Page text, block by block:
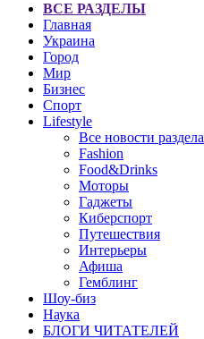
ВСЕ РАЗДЕЛЫ
Главная
Украина
Город
Мир
Бизнес
Спорт
Lifestyle
Все новости раздела
Fashion
Food&Drinks
Моторы
Гаджеты
Киберспорт
Путешествия
Интерьеры
Афиша
Гемблинг
Шоу-биз
Наука
БЛОГИ ЧИТАТЕЛЕЙ